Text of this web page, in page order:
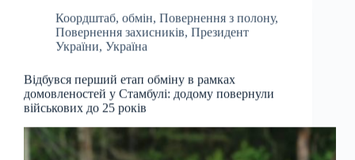
Коордштаб, обмін, Повернення з полону,
Повернення захисників, Президент
України, Україна
Відбувся перший етап обміну в рамках
домовленостей у Стамбулі: додому повернули
військових до 25 років